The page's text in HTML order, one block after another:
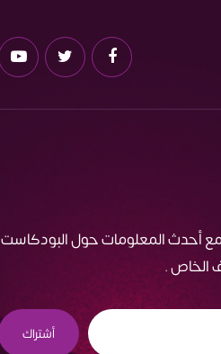
أحدث المعلومات حول البودكاست
الخاص .
أشتراك